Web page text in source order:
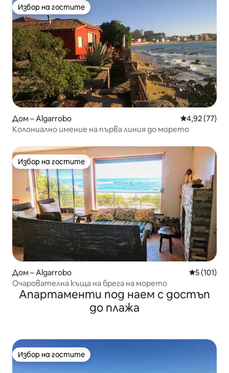
Избор на гостите
Избор на гостите
Дом – Algarrobo Средна
4,92 (77)
Колониално имение на първа линия до морето
Избор на гостите
Избор на гостите
Дом – Algarrobo Средна
5 (101)
Очарователна къща на брега на морето
Апартаменти под наем с достъп
до плажа
Избор на гостите
Избор на гостите